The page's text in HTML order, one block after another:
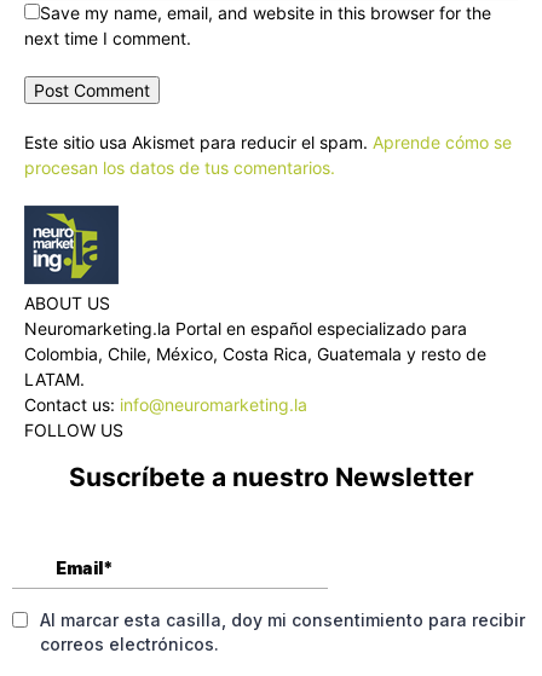
Save my name, email, and website in this browser for the
next time I comment.
Este sitio usa Akismet para reducir el spam. Aprende cómo se
procesan los datos de tus comentarios.
ABOUT US
Neuromarketing.la Portal en español especializado para
Colombia, Chile, México, Costa Rica, Guatemala y resto de
LATAM.
Contact us: info@neuromarketing.la
FOLLOW US
Suscríbete a nuestro Newsletter